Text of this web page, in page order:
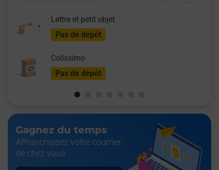
Lettre et petit objet
Pas de dépôt
Colissimo
Pas de dépôt
Gagnez du temps
Affranchissez votre courrier
de chez vous